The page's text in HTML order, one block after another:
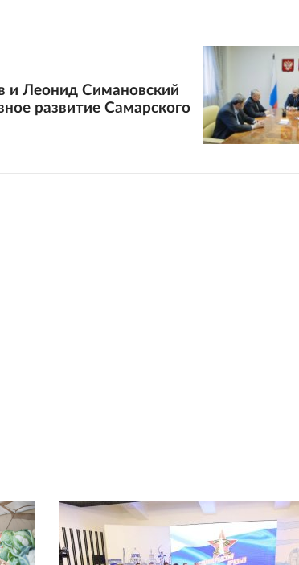
и Леонид Симановский
развитие Самарского